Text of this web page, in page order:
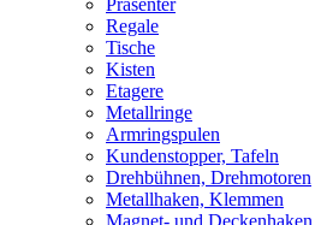
Regale
Tische
Kisten
Etagere
Metallringe
Armringspulen
Kundenstopper, Tafeln
Drehbühnen, Drehmotoren
Metallhaken, Klemmen
Magnet- und Deckenhaken